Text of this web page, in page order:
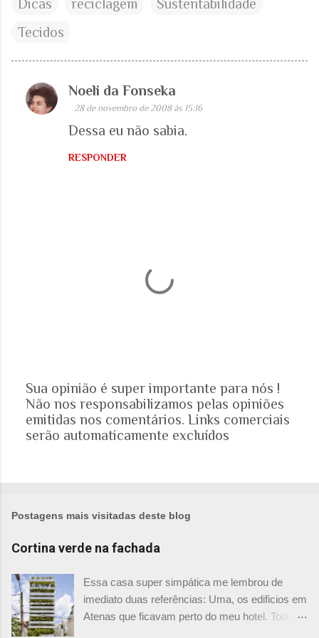
Dicas reciclagem
Sustentabilidade
Tecidos
C
Noeli da Fonseka
28 de novembro de 2008 às 15:16
Dessa eu não sabia.
RESPONDER
P
o
s
m
o
e
n
t
á
Sua opinião é super importante para nós !
Não nos responsabilizamos pelas opiniões
emitidas nos comentários. Links comerciais
serão automaticamente excluídos
Postagens mais visitadas deste blog
Cortina verde na fachada
Essa casa super simpática me lembrou de
imediato duas referências: Uma, os edificios em
Atenas que ficavam perto do meu hotel. Todos